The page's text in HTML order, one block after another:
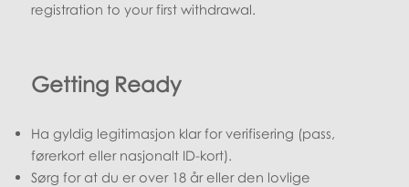
registration to your first withdrawal.
Getting Ready
Ha gyldig legitimasjon klar for verifisering (pass,
førerkort eller nasjonalt ID-kort).
Sørg for at du er over 18 år eller den lovlige